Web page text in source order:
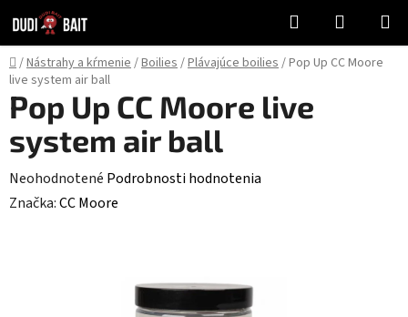
na
obsah
Hľadať
KOŠÍK
Domov
/Nástrahy a kŕmenie/Boilies/Plávajúce boilies/Pop Up CC Moore
live system air ball
Pop Up CC Moore live
system air ball
Priemerné
hodnotenie
Neohodnotené Podrobnosti hodnotenia
Značka:CC Moore